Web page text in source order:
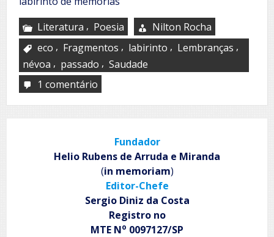
Literatura , Poesia
Nilton Rocha
eco , Fragmentos , labirinto , Lembranças ,
névoa , passado , Saudade
1 comentário
do
Fundador
Helio Rubens de Arruda e Miranda
(in memoriam)
Editor-Chefe
Sergio Diniz da Costa
Registro no
MTE No 0097127/SP